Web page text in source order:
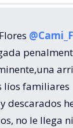
líos familiares
descarados
no le llega